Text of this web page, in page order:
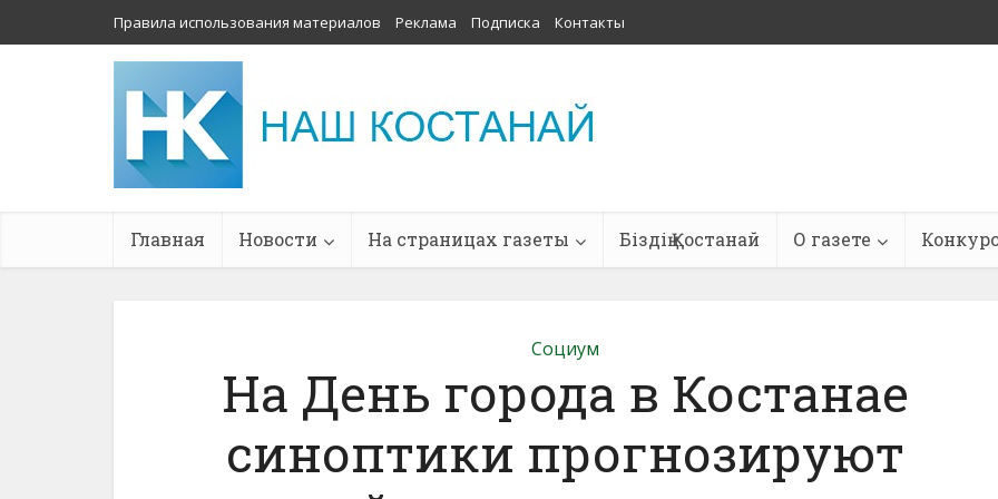
Правила использования материалов Реклама Подписка Контакты
Главная Новости На страницах газеты Біздің Қостанай О газете
Социум
На День города в Костанае
синоптики прогнозируют